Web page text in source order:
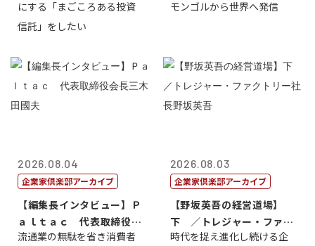
にする「まごころある投資
信託」をしたい
真
モンゴルから世界へ発信
2026.08.04
企業家倶楽部アーカイブ
【編集長インタビュー】Ｐ
ａｌｔａｃ 代表取締役会
長三木田國夫
流通業の無駄を省き消費者
2026.08.03
企業家倶楽部アーカイブ
【野坂英吾の経営道場】
下 ／トレジャー・ファク
トリー社長野坂...
時代を捉え進化し続ける企